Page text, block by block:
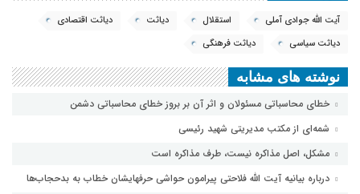
آیت الله جوادی آملی استقلال دیاثت
دیاثت اقتصادی
دیاثت سیاسی
دیاثت فرهنگی
نوشته های مشابه
خطای محاسباتی مسئولان و اثر آن بر بروز خطای محاسباتی دشمن
شمه‌ای از مکتب مدیریتی شهید رئیسی
مشکل، اصل مذاکره نیست، طرف مذاکره است
درباره بیانیه آیت الله فلاحتی پیرامون حواشی حرفهایشان خطاب به بدحجاب‌ها